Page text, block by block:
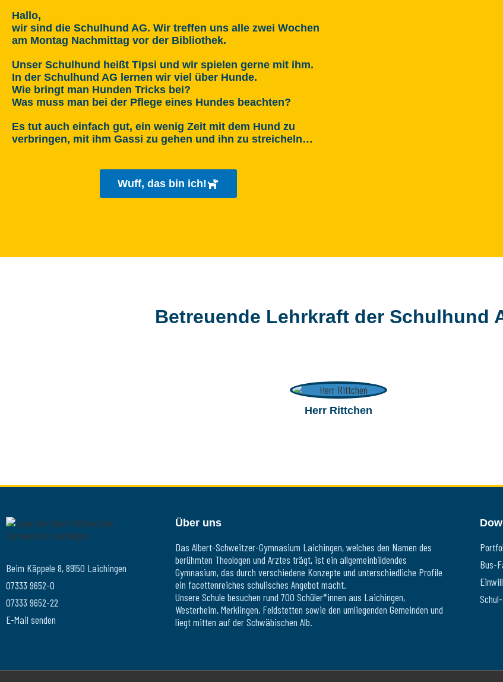
Hallo,
wir sind die Schulhund AG. Wir treffen uns alle zwei Wochen
am Montag Nachmittag vor der Bibliothek.
Unser Schulhund heißt Tipsi und wir spielen gerne mit ihm.
In der Schulhund AG lernen wir viel über Hunde.
Wie bringt man Hunden Tricks bei?
Was muss man bei der Pflege eines Hundes beachten?
Es tut auch einfach gut, ein wenig Zeit mit dem Hund zu
verbringen, mit ihm Gassi zu gehen und ihn zu streicheln…
Wuff, das bin ich!
Betreuende Lehrkraft der Schulhund
Herr Rittchen
Beim Käppele 8, 89150 Laichingen
07333 9652-0
07333 9652-22
E-Mail senden
Über uns
Das Albert-Schweitzer-Gymnasium Laichingen, welches den Namen des
berühmten Theologen und Arztes trägt, ist ein allgemeinbildendes
Gymnasium, das durch verschiedene Konzepte und unterschiedliche Profile
ein facettenreiches schulisches Angebot macht.
Unsere Schule besuchen rund 700 Schüler*innen aus Laichingen,
Westerheim, Merklingen, Feldstetten sowie den umliegenden Gemeinden und
liegt mitten auf der Schwäbischen Alb.
Bus-